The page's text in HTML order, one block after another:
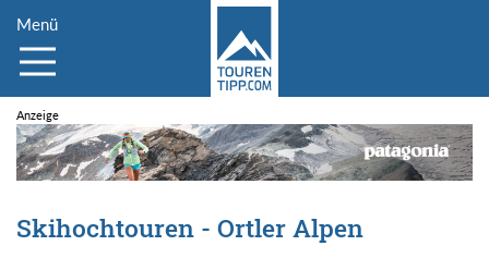
Menü
Skihochtouren - Ortler Alpen